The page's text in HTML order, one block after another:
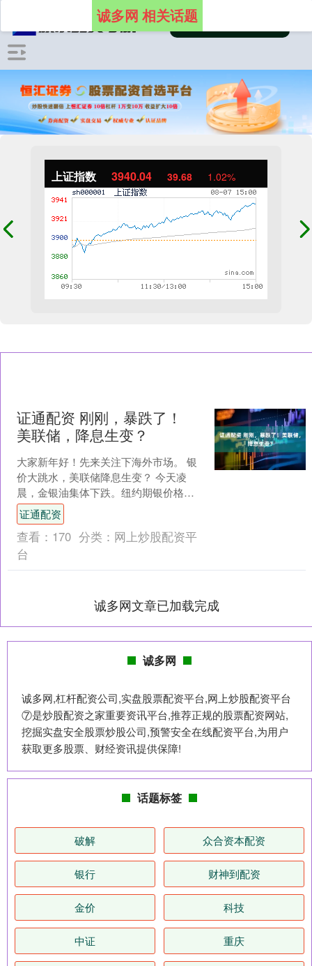
上证指数 3940.04 39.68 1.02%
诚多网 相关话题
证通配资 刚刚，暴跌了！
美联储，降息生变？
大家新年好！先来关注下海外市场。 银
价大跳水，美联储降息生变？ 今天凌
晨，金银油集体下跌。纽约期银价格盘
中一度跌近10%，现货白银价格、现货黄
金价格和国际油价全....
证通配资
查看： 170 分类： 网上炒股配资平
台
诚多网文章已加载完成
诚多网
诚多网,杠杆配资公司,实盘股票配资平台,网上炒股配资平台
⑦是炒股配资之家重要资讯平台,推荐正规的股票配资网站,
挖掘实盘安全股票炒股公司,预警安全在线配资平台,为用户
获取更多股票、财经资讯提供保障!
话题标签
破解 众合资本配资
银行 财神到配资
金价 科技
中证 重庆